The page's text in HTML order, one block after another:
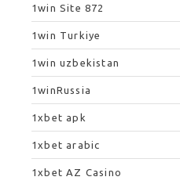
1win Site 872
1win Turkiye
1win uzbekistan
1winRussia
1xbet apk
1xbet arabic
1xbet AZ Casino